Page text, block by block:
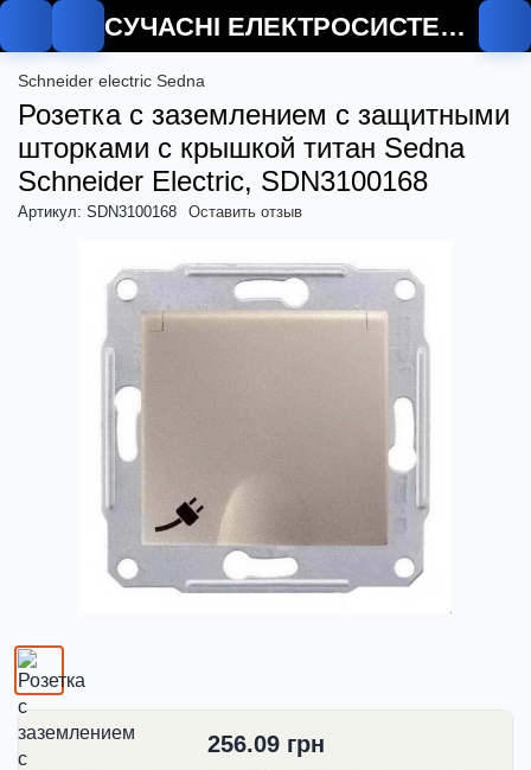
СУЧАСНІ ЕЛЕКТРОСИСТЕМИ
Schneider electric Sedna
Розетка с заземлением с защитными
шторками с крышкой титан Sedna
Schneider Electric, SDN3100168
Артикул: SDN3100168 Оставить отзыв
256.09грн